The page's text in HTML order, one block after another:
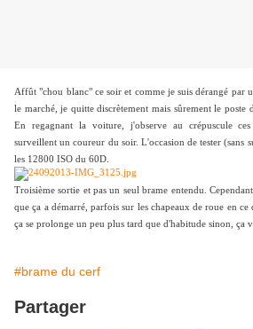
Affût "chou blanc" ce soir et comme je suis dérangé par
le marché, je quitte discrètement mais sûrement le poste
En regagnant la voiture, j'observe au crépuscule
surveillent un coureur du soir. L'occasion de tester (sans
les 12800 ISO du 60D.
Troisième sortie et pas un seul brame entendu.
que ça a démarré, parfois sur les chapeaux de roue en ce
ça se prolonge un peu plus tard que d'habitude sinon, ça
#brame du cerf
Partager